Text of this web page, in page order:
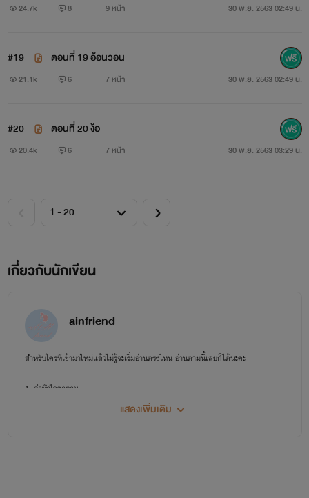
24.7k 8 9 หน้า 30 พ.ย. 2563 02:49 น.
#19 ตอนที่ 19 อ้อนวอน
21.1k 6 7 หน้า 30 พ.ย. 2563 02:49 น.
#20 ตอนที่ 20 ง้อ
20.4k 6 7 หน้า 30 พ.ย. 2563 03:29 น.
เกี่ยวกับนักเขียน
ainfriend
สำหรับใครที่เข้ามาใหม่แล้วไม่รู้จะเริ่มอ่านตรงไหน อ่านตามนี้เลยก็ได้นะคะ
1. ล่าหัวใจซาตาน
แสดงเพิ่มเติม